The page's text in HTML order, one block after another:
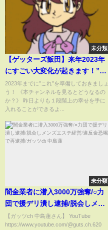
未分類
【ゲッターズ飯田】来年2023年
にすごい大変化が起きます！”コ
レ”がないと手遅れになってしま
うので必ず準備しましょう！
2023年までに”これ”を準備しておきましょ
う！ 《本チャンネルを見るとどうなるの
か？》 昨日よりも１段階上の幸せを手に
入れることができるよ...
未分類
闇金業者に潜入3000万強奪/○力
団で援デリ潰し逮捕/脱会しメン
ズエステ経営/違反金恐喝で再逮
捕/ガッツch 中島蓮
【ガッツch 中島蓮さん】 YouTube
https://www.youtube.com/@guts.ch.620